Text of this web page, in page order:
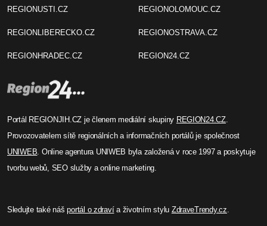
REGIONUSTI.CZ
REGIONLIBERECKO.CZ
REGIONHRADEC.CZ
REGIONOLOMOUC.CZ
REGIONOSTRAVA.CZ
REGION24.CZ
Portál REGIONJIH.CZ je členem mediální skupiny REGION24.CZ.
Provozovatelem sítě regionálních a informačních portálů je společnost
UNIWEB . Online agentura UNIWEB byla založená v roce 1997 a poskytuje
tvorbu webů, SEO služby a online marketing.
Sledujte také nášportál o zdravía životním stylu ZdraveTrendy.cz